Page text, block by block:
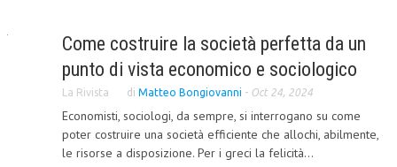
SVILUPPO SOSTENIBILE
PERSONA E CITTÀ
L’UMANISTA
DIRITTO
Come costruire la società perfetta da un
punto di vista economico e sociologico
La Rivista di Matteo Bongiovanni - Oct 24, 2024
Economisti, sociologi, da sempre, si interrogano su come
poter costruire una società efficiente che allochi, abilmente,
le risorse a disposizione. Per i greci la felicità...